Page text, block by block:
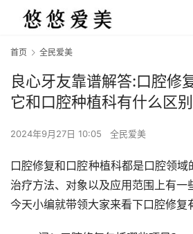
首页 全民爱美
良心牙友靠谱解答:口腔修
它和口腔种植科有什么区
2024年9月27日 10:05 全民爱美
口腔修复和口腔种植科都是口腔领
治疗方法、对象以及应用范围上有一
今天小编就带领大家来看下口腔修复